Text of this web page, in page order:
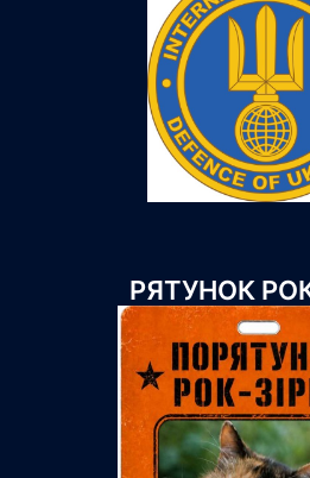
РЯТУНОК